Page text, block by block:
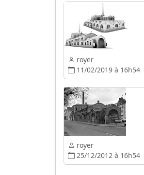
royer
11/02/2019 à 16h54
royer
25/12/2012 à 16h54